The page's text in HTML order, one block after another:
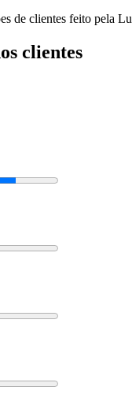
de clientes feito pela Lu
clientes